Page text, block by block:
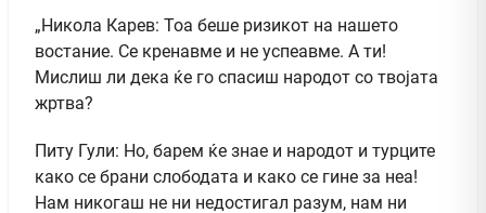
„Никола Карев: Тоа беше ризикот на нашето
востание. Се кренавме и не успеавме. А ти!
Мислиш ли дека ќе го спасиш народот со твојата
жртва?
Питу Гули: Но, барем ќе знае и народот и турците
како се брани слободата и како се гине за неа!
Нам никогаш не ни недостигал разум, нам ни